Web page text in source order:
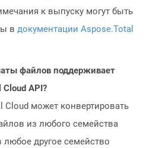
к выпуску могут быть
в документации Aspose.Total
файлов поддерживает
Cloud API?
Cloud может конвертировать
из любого семейства
любое другое семейство